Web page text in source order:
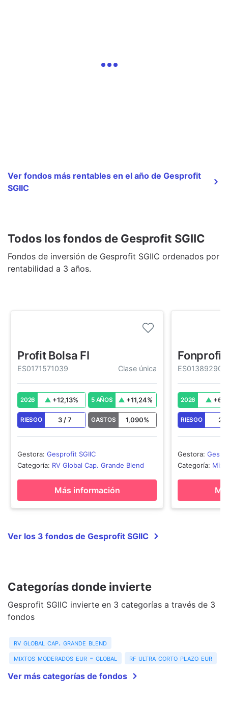
Ver fondos más rentables en el año de Gesprofit
SGIIC
Todos los fondos de Gesprofit SGIIC
Fondos de inversión de Gesprofit SGIIC ordenados por
rentabilidad a 3 años.
Profit Bolsa FI
ES0171571039 Clase única
2026 +12,13% 5 AÑOS +11,24%
RIESGO 3 /7 GASTOS 1,090%
Gestora: Gesprofit SGIIC
Categoría: RV Global Cap. Grande Blend
Más información
Fonprofit
2026 +
RIESGO 2
Gestora:
Categoría:
Ver los 3 fondos de Gesprofit SGIIC
Categorías donde invierte
Gesprofit SGIIC invierte en 3 categorías a través de 3
fondos
rv global cap. grande blend
mixtos moderados eur - global
rf ultra corto plazo eur
Ver más categorías de fondos